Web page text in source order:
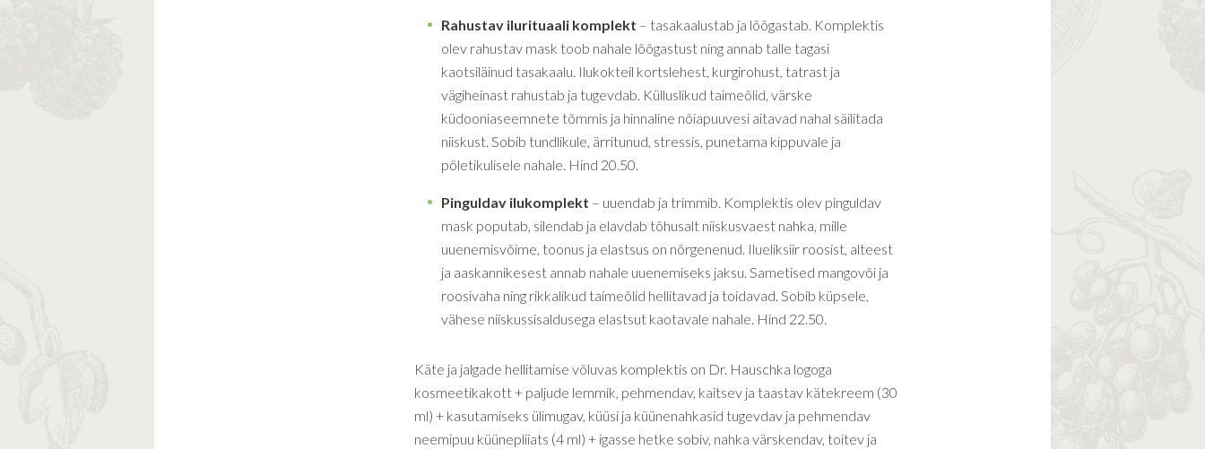
Rahustav ilurituaali komplekt – tasakaalustab ja lõõgastab. Komplektis
olev rahustav mask toob nahale lõõgastust ning annab talle tagasi
kaotsiläinud tasakaalu. Ilukokteil kortslehest, kurgirohust, tatrast ja
vägiheinast rahustab ja tugevdab. Külluslikud taimeõlid, värske
küdooniaseemnete tõmmis ja hinnaline nõiapuuvesi aitavad nahal säilitada
niiskust. Sobib tundlikule, ärritunud, stressis, punetama kippuvale ja
põletikulisele nahale. Hind 20.50.
Pinguldav ilukomplekt – uuendab ja trimmib. Komplektis olev pinguldav
mask poputab, silendab ja elavdab tõhusalt niiskusvaest nahka, mille
uuenemisvõime, toonus ja elastsus on nõrgenenud. Ilueliksiir roosist, alteest
ja aaskannikesest annab nahale uuenemiseks jaksu. Sametised mangovõi ja
roosivaha ning rikkalikud taimeõlid hellitavad ja toidavad. Sobib küpsele,
vähese niiskussisaldusega elastsut kaotavale nahale. Hind 22.50.
Käte ja jalgade hellitamise võluvas komplektis on Dr. Hauschka logoga
kosmeetikakott + paljude lemmik, pehmendav, kaitsev ja taastav kätekreem (30
ml) + kasutamiseks ülimugav, küüsi ja küünenahkasid tugevdav ja pehmendav
neemipuu küünepliiats (4 ml) + igasse hetke sobiv, nahka värskendav, toitev ja